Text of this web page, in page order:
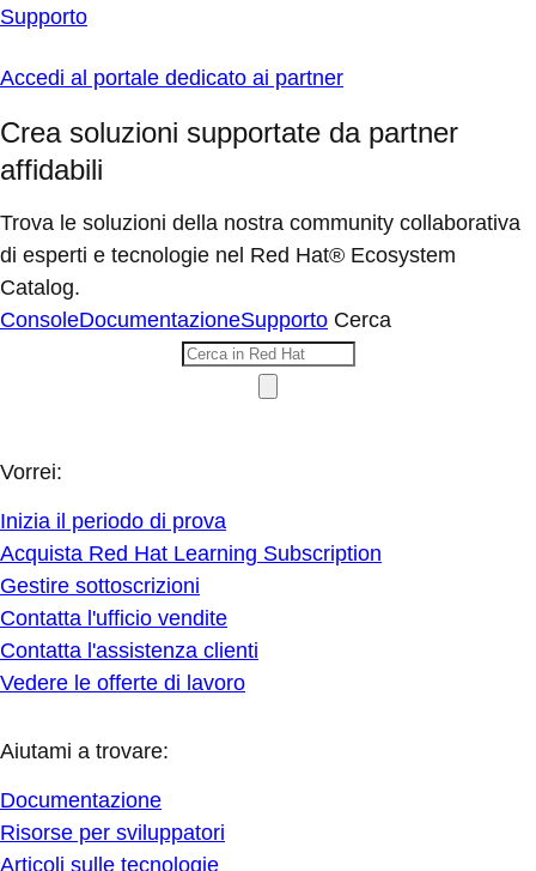
Supporto
Accedi al portale dedicato ai partner
Crea soluzioni supportate da partner
affidabili
Trova le soluzioni della nostra community collaborativa
di esperti e tecnologie nel Red Hat® Ecosystem
Catalog.
ConsoleDocumentazioneSupporto Cerca
Vorrei:
Inizia il periodo di prova
Acquista Red Hat Learning Subscription
Gestire sottoscrizioni
Contatta l'ufficio vendite
Contatta l'assistenza clienti
Vedere le offerte di lavoro
Aiutami a trovare:
Documentazione
Risorse per sviluppatori
Articoli sulle tecnologie